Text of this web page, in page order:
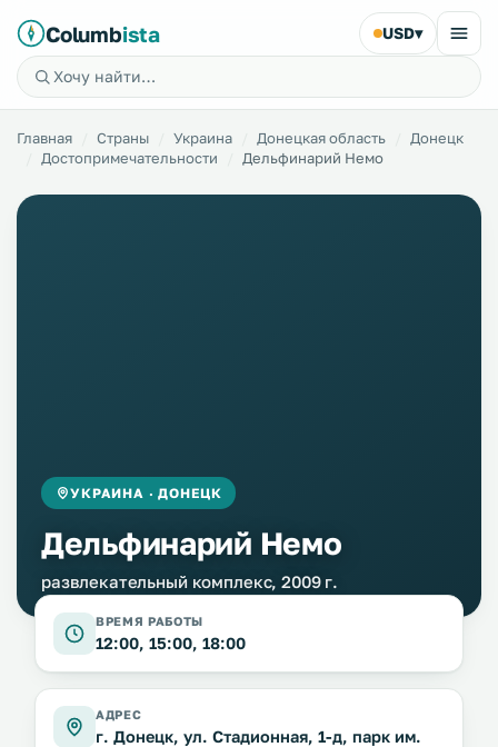
Columbista USD▾
Главная Страны Украина Донецкая область
Донецк
Достопримечательности
Дельфинарий Немо
УКРАИНА · ДОНЕЦК
Дельфинарий Немо
развлекательный комплекс, 2009 г.
ВРЕМЯ РАБОТЫ
12:00, 15:00, 18:00
АДРЕС
г. Донецк, ул. Стадионная, 1-д, парк им.